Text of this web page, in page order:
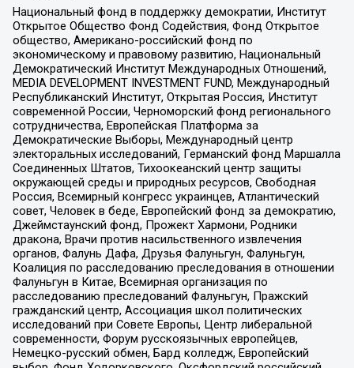
Национальный фонд в поддержку демократии, Институт
Открытое Общество Фонд Содействия, Фонд Открытое
общество, Американо-российский фонд по
экономическому и правовому развитию, Национальный
Демократический Институт Международных Отношений,
MEDIA DEVELOPMENT INVESTMENT FUND, Международный
Республиканский Институт, Открытая Россия, Институт
современной России, Черноморский фонд регионального
сотрудничества, Европейская Платформа за
Демократические Выборы, Международный центр
электоральных исследований, Германский фонд Маршалла
Соединенных Штатов, Тихоокеанский центр защиты
окружающей среды и природных ресурсов, Свободная
Россия, Всемирный конгресс украинцев, Атлантический
совет, Человек в беде, Европейский фонд за демократию,
Джеймстаунский фонд, Прожект Хармони, Родники
дракона, Врачи против насильственного извлечения
органов, Фалунь Дафа, Друзья Фалуньгун, Фалуньгун,
Коалиция по расследованию преследования в отношении
Фалуньгун в Китае, Всемирная организация по
расследованию преследований Фалуньгун, Пражский
гражданский центр, Ассоциация школ политических
исследований при Совете Европы, Центр либеральной
современности, Форум русскоязычных европейцев,
Немецко-русский обмен, Бард колледж, Европейский